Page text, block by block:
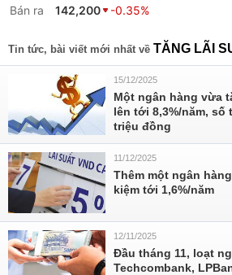
Bán ra
142,200 -0.35%
Tin tức, bài viết mới nhất về TĂNG LÃI
15/12/2025
Một ngân hàng vừa
lên tới 8,3%/năm,
triệu đồng
11/12/2025
Thêm một ngân
kiệm tới 1,6%/năm
12/11/2025
Đầu tháng 11, loạt
Techcombank,